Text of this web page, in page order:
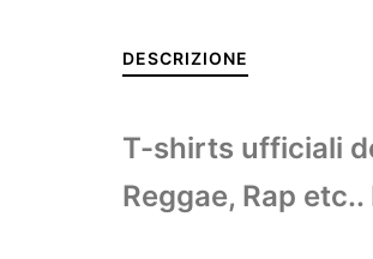
DESCRIZIONE
T-shirts ufficiali
Reggae, Rap